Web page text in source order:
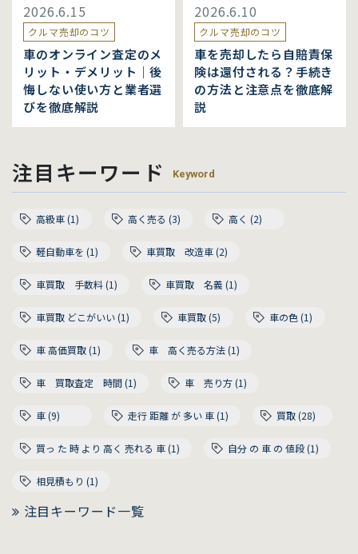
2026.6.15
クルマ売却のコツ
車のオンライン査定のメ
リット・デメリット｜後
悔しない使い方と業者選
びを徹底解説
2026.6.10
クルマ売却のコツ
車を売却したら自賠責保
険は還付される？手続き
の方法と注意点を徹底解
説
注目キーワード Keyword
高級車 (1) 高く売る (3) 高く (2)
軽自動車を (1) 車買取 改造車 (2)
車買取 手数料 (1) 車買取 名義 (1)
車買取 どこがいい (1) 車買取 (5) 車の色 (1)
車 高価買取 (1) 車 高く売る方法 (1)
車 買取査定 時間 (1) 車 売り方 (1)
車 (9) 走行 距離 が 多い 車 (1) 買取 (28)
買っ た 時 より 高く 売れる 車 (1) 自分 の 車 の 値段 (1)
相見積もり (1)
注目キーワード一覧